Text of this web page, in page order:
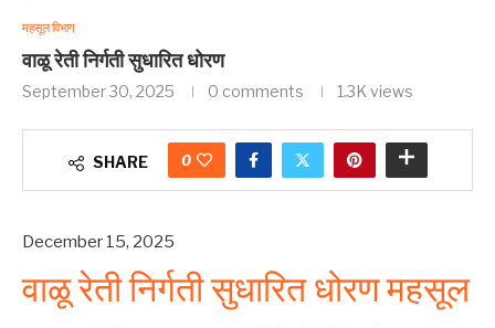
महसूल विभाग
वाळू रेती निर्गती सुधारित धोरण
September 30, 2025 0 comments 1.3K views
SHARE 0
December 15, 2025
वाळू रेती निर्गती सुधारित धोरण महसूल